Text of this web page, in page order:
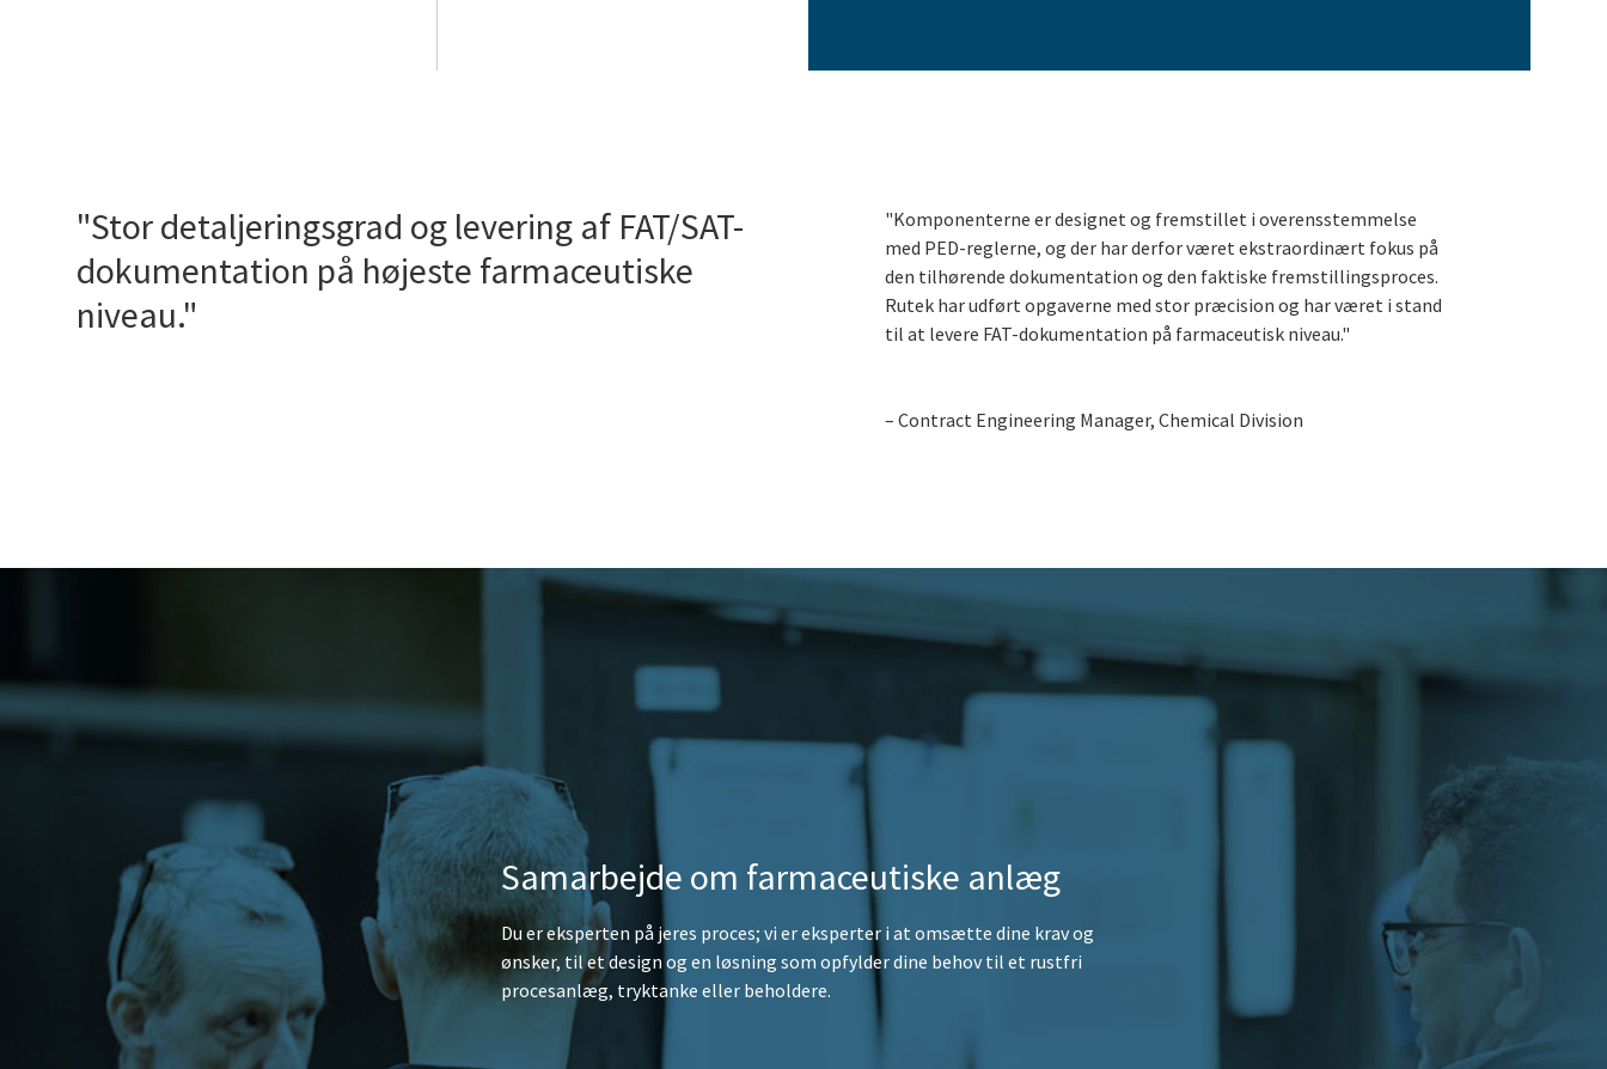
"Stor detaljeringsgrad og levering af FAT/SAT-
dokumentation på højeste farmaceutiske
niveau."
"Komponenterne er designet og fremstillet i overensstemmelse
med PED-reglerne, og der har derfor været ekstraordinært fokus på
den tilhørende dokumentation og den faktiske fremstillingsproces.
Rutek har udført opgaverne med stor præcision og har været i stand
til at levere FAT-dokumentation på farmaceutisk niveau."
– Contract Engineering Manager, Chemical Division
Samarbejde om farmaceutiske anlæg
Du er eksperten på jeres proces; vi er eksperter i at omsætte dine krav og
ønsker, til et design og en løsning som opfylder dine behov til et rustfri
procesanlæg, tryktanke eller beholdere.